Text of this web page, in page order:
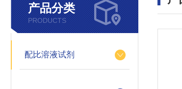
产品分类
PRODUCTS
配比溶液试剂